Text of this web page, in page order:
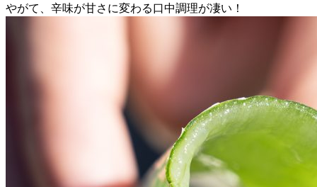
やがて、辛味が甘さに変わる口中調理が凄い！